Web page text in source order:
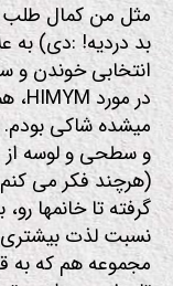
مثل من کمال طلب
بد دردیه! :دی) به
انتخابی خوندن و
(هرچند فکر می
گرفته تا خانمها
نسبت لذت
مجموعه هم که به